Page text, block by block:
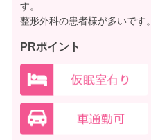
す。
整形外科の患者様が多いです。
PRポイント